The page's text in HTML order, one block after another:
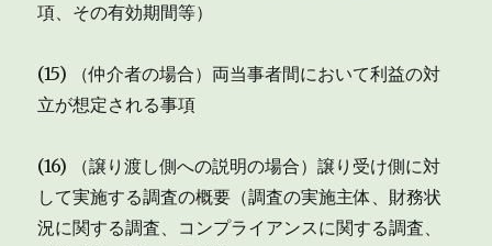
項、その有効期間等）
(15) （仲介者の場合）両当事者間において利益の対
立が想定される事項
(16) （譲り渡し側への説明の場合）譲り受け側に対
して実施する調査の概要（調査の実施主体、財務状
況に関する調査、コンプライアンスに関する調査、